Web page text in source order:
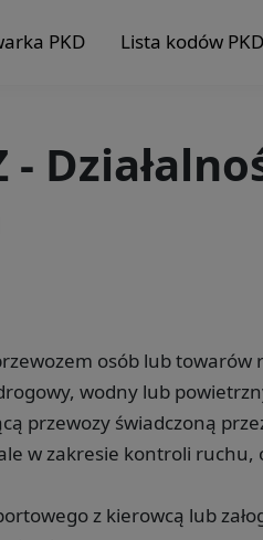
PKD Lista kodów PKD
-
osób lub
wodny lub
przewozy świadczoną
w zakresie kontroli ruchu,
z kierowcą lub